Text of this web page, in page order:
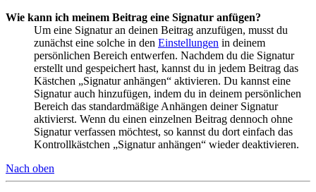
Wie kann ich meinem Beitrag eine Signatur anfügen?
Um eine Signatur an deinen Beitrag anzufügen, musst du
zunächst eine solche in den Einstellungen in deinem
persönlichen Bereich entwerfen. Nachdem du die Signatur
erstellt und gespeichert hast, kannst du in jedem Beitrag das
Kästchen „Signatur anhängen“ aktivieren. Du kannst eine
Signatur auch hinzufügen, indem du in deinem persönlichen
Bereich das standardmäßige Anhängen deiner Signatur
aktivierst. Wenn du einen einzelnen Beitrag dennoch ohne
Signatur verfassen möchtest, so kannst du dort einfach das
Kontrollkästchen „Signatur anhängen“ wieder deaktivieren.
Nach oben